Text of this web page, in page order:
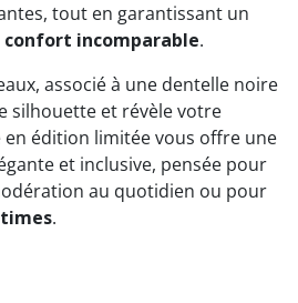
tout en garantissant un
confort incomparable.
associé à une dentelle noire
silhouette et révèle votre
en édition limitée vous offre une
et inclusive, pensée pour
au quotidien ou pour
.